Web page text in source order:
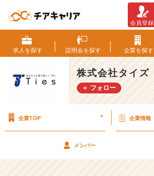
活
の
成
功・
失
敗
式
タ
会員登録
求人を探す 説明会を探す 企業を探す
株式会社タイズ
＋ フォロー
企業TOP > 企業情報
メンバー